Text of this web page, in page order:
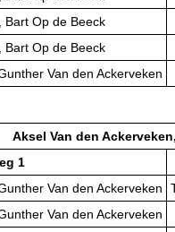
Bart Op de Beeck
Bart Op de Beeck
Van den Ackerveken
Aksel Van den
1
Van den Ackerveken
Van den Ackerveken